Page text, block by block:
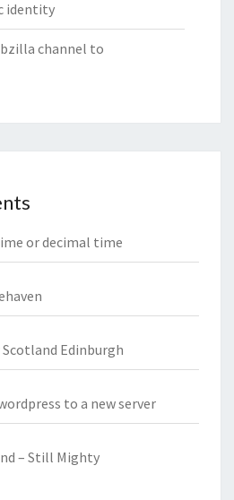
identity
channel to
or decimal time
Scotland Edinburgh
to a new server
– Still Mighty